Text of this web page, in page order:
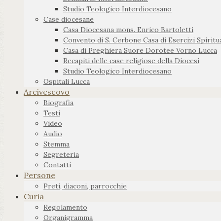
Studio Teologico Interdiocesano
Case diocesane
Casa Diocesana mons. Enrico Bartoletti
Convento di S. Cerbone Casa di Esercizi
Casa di Preghiera Suore Dorotee Vorno Lucca
Recapiti delle case religiose della Diocesi
Studio Teologico Interdiocesano
Ospitali Lucca
Arcivescovo
Biografia
Testi
Video
Audio
Stemma
Segreteria
Contatti
Persone
Preti, diaconi, parrocchie
Curia
Regolamento
Organigramma